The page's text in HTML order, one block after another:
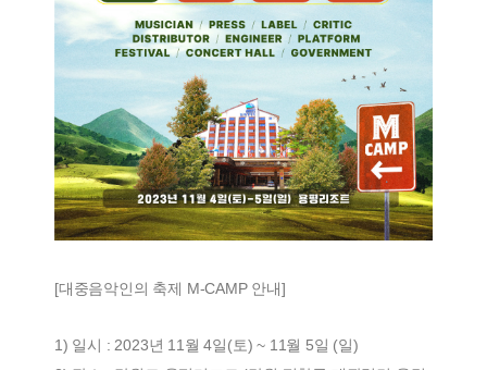
[대중음악인의 축제 M-CAMP 안내]
1) 일시 : 2023년 11월 4일(토) ~ 11월 5일 (일)